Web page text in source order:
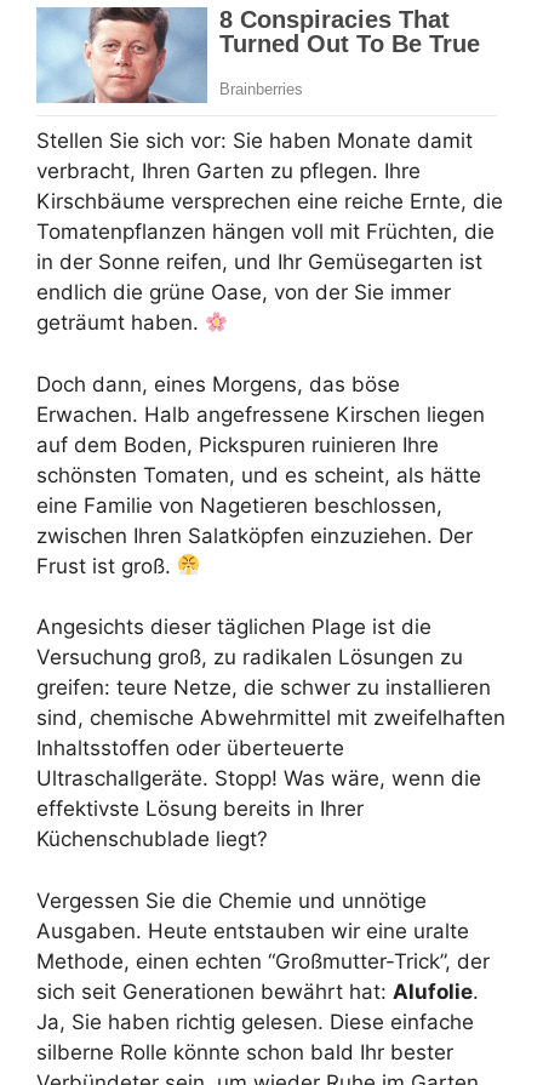
Stellen Sie sich vor: Sie haben Monate damit
verbracht, Ihren Garten zu pflegen. Ihre
Kirschbäume versprechen eine reiche Ernte, die
Tomatenpflanzen hängen voll mit Früchten, die
in der Sonne reifen, und Ihr Gemüsegarten ist
endlich die grüne Oase, von der Sie immer
geträumt haben.
Doch dann, eines Morgens, das böse
Erwachen. Halb angefressene Kirschen liegen
auf dem Boden, Pickspuren ruinieren Ihre
schönsten Tomaten, und es scheint, als hätte
eine Familie von Nagetieren beschlossen,
zwischen Ihren Salatköpfen einzuziehen. Der
Frust ist groß.
Angesichts dieser täglichen Plage ist die
Versuchung groß, zu radikalen Lösungen zu
greifen: teure Netze, die schwer zu installieren
sind, chemische Abwehrmittel mit zweifelhaften
Inhaltsstoffen oder überteuerte
Ultraschallgeräte. Stopp! Was wäre, wenn die
effektivste Lösung bereits in Ihrer
Küchenschublade liegt?
Vergessen Sie die Chemie und unnötige
Ausgaben. Heute entstauben wir eine uralte
Methode, einen echten “Großmutter-Trick”, der
sich seit Generationen bewährt hat: Alufolie.
Ja, Sie haben richtig gelesen. Diese einfache
silberne Rolle könnte schon bald Ihr bester